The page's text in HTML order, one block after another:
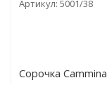
Артикул: 5001/38
Сорочка